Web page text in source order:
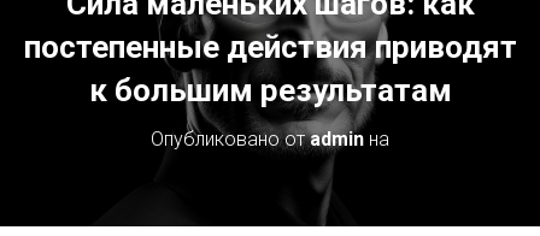
постепенные действия приводят
к большим результатам
Опубликовано отadmin на